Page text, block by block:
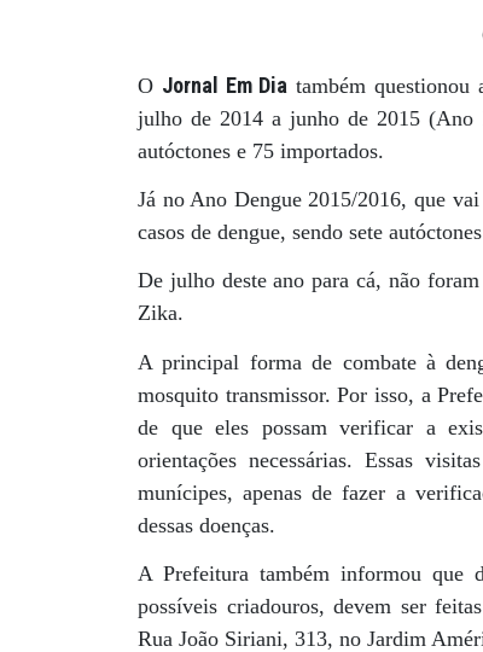
O Jornal Em Dia também questionou
julho de 2014 a junho de 2015 (Ano
autóctones e 75 importados.
Já no Ano Dengue 2015/2016, que
casos de dengue, sendo sete
De julho deste ano para cá, não
Zika.
A principal forma de combate à
mosquito transmissor. Por isso, a
de que eles possam verificar a
orientações necessárias. Essas
munícipes, apenas de fazer a
dessas doenças.
A Prefeitura também informou que
possíveis criadouros, devem ser
Rua João Siriani, 313, no Jardim